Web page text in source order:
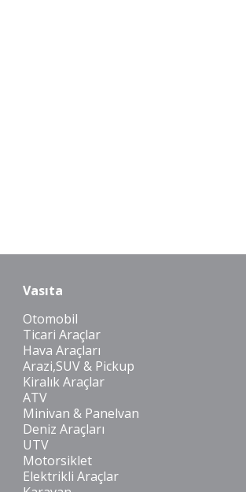
Vasıta
Otomobil
Ticari Araçlar
Hava Araçları
Arazi,SUV & Pickup
Kiralık Araçlar
ATV
Minivan & Panelvan
Deniz Araçları
UTV
Motorsiklet
Elektrikli Araçlar